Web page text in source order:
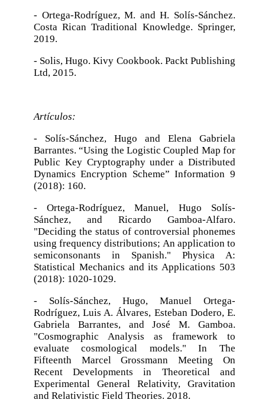
- Ortega-Rodríguez, M. and H. Solís-Sánchez.
Costa Rican Traditional Knowledge. Springer,
2019.
- Solis, Hugo. Kivy Cookbook. Packt Publishing
Ltd, 2015.
Artículos:
- Solís-Sánchez, Hugo and Elena Gabriela
Barrantes. “Using the Logistic Coupled Map for
Public Key Cryptography under a Distributed
Dynamics Encryption Scheme” Information 9
(2018): 160.
- Ortega-Rodríguez, Manuel, Hugo Solís-
Sánchez, and Ricardo Gamboa-Alfaro.
"Deciding the status of controversial phonemes
using frequency distributions; An application to
semiconsonants in Spanish." Physica A:
Statistical Mechanics and its Applications 503
(2018): 1020-1029.
- Solís-Sánchez, Hugo, Manuel Ortega-
Rodríguez, Luis A. Álvares, Esteban Dodero, E.
Gabriela Barrantes, and José M. Gamboa.
"Cosmographic Analysis as framework to
evaluate cosmological models." In The
Fifteenth Marcel Grossmann Meeting On
Recent Developments in Theoretical and
Experimental General Relativity, Gravitation
and Relativistic Field Theories. 2018.